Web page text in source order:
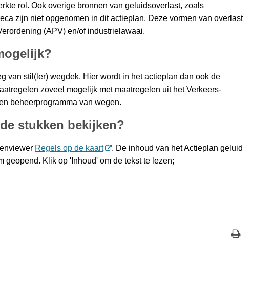
rol. Ook overige bronnen van geluidsoverlast, zoals
zijn niet opgenomen in dit actieplan. Deze vormen van overlast
(APV) en/of industrielawaai.
van stil(ler) wegdek. Hier wordt in het actieplan dan ook de
zoveel mogelijk met maatregelen uit het Verkeers-
beheerprogramma van wegen.
stukken bekijken?
Regels op de kaart
. De inhoud van het Actieplan geluid
geopend. Klik op 'Inhoud' om de tekst te lezen;